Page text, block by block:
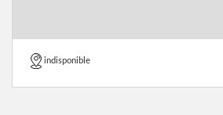
indisponible